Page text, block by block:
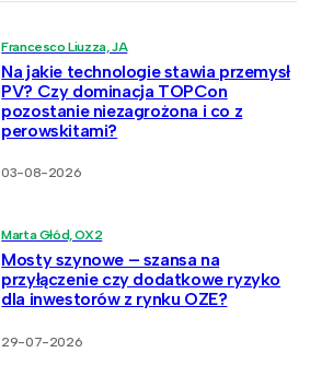
Francesco Liuzza, JA
Na jakie technologie stawia przemysł
PV? Czy dominacja TOPCon
pozostanie niezagrożona i co z
perowskitami?
03-08-2026
Marta Głód, OX2
Mosty szynowe – szansa na
przyłączenie czy dodatkowe ryzyko
dla inwestorów z rynku OZE?
29-07-2026